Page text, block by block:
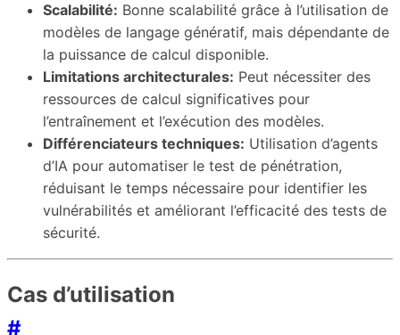
Scalabilité: Bonne scalabilité grâce à l’utilisation de
modèles de langage génératif, mais dépendante de
la puissance de calcul disponible.
Limitations architecturales: Peut nécessiter des
ressources de calcul significatives pour
l’entraînement et l’exécution des modèles.
Différenciateurs techniques: Utilisation d’agents
d’IA pour automatiser le test de pénétration,
réduisant le temps nécessaire pour identifier les
vulnérabilités et améliorant l’efficacité des tests de
sécurité.
Cas d’utilisation
#